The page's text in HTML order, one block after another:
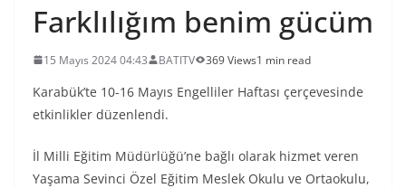
Farklılığım benim gücüm
15 Mayıs 2024 04:43 BATITV 369 Views1 min read
Karabük’te 10-16 Mayıs Engelliler Haftası çerçevesinde
etkinlikler düzenlendi.
İl Milli Eğitim Müdürlüğü’ne bağlı olarak hizmet veren
Yaşama Sevinci Özel Eğitim Meslek Okulu ve Ortaokulu,